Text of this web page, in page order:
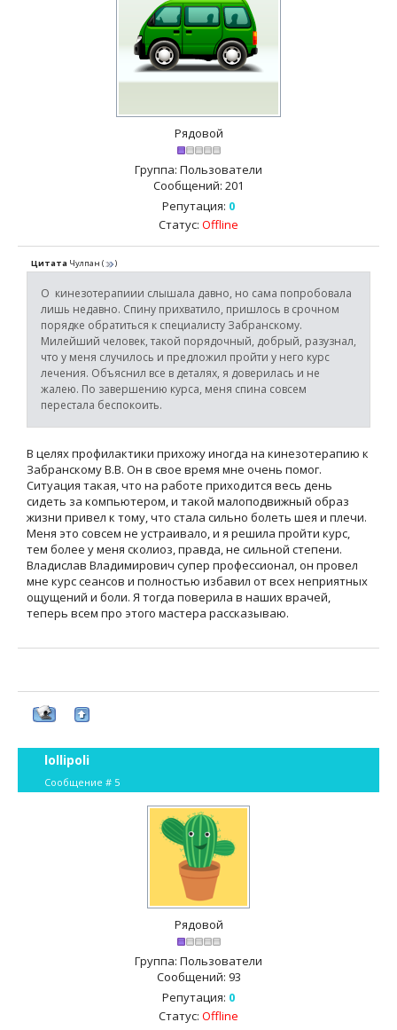
Рядовой
Группа: Пользователи
Сообщений: 201
Репутация: 0
Статус: Offline
Цитата Чулпан ( )
О кинезотерапиии слышала давно, но сама попробовала
лишь недавно. Спину прихватило, пришлось в срочном
порядке обратиться к специалисту Забранскому.
Милейший человек, такой порядочный, добрый, разузнал,
что у меня случилось и предложил пройти у него курс
лечения. Объяснил все в деталях, я доверилась и не
жалею. По завершению курса, меня спина совсем
перестала беспокоить.
В целях профилактики прихожу иногда на кинезотерапию к
Забранскому В.В. Он в свое время мне очень помог.
Ситуация такая, что на работе приходится весь день
сидеть за компьютером, и такой малоподвижный образ
жизни привел к тому, что стала сильно болеть шея и плечи.
Меня это совсем не устраивало, и я решила пройти курс,
тем более у меня сколиоз, правда, не сильной степени.
Владислав Владимирович супер профессионал, он провел
мне курс сеансов и полностью избавил от всех неприятных
ощущений и боли. Я тогда поверила в наших врачей,
теперь всем про этого мастера рассказываю.
lollipoli
Сообщение # 5
Рядовой
Группа: Пользователи
Сообщений: 93
Репутация: 0
Статус: Offline